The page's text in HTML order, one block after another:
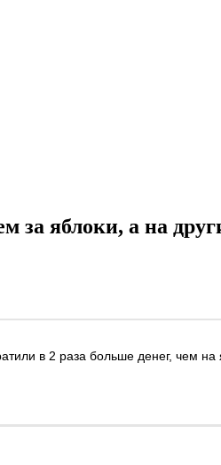
за яблоки, а на
в 2 раза больше денег, чем на